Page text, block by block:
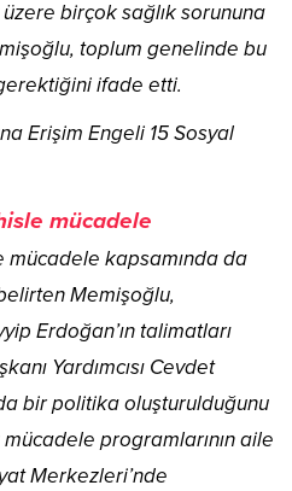
birçok sağlık sorununa
toplum genelinde bu
ifade etti.
mücadele
mücadele kapsamında da
Memişoğlu,
Erdoğan’ın talimatları
Yardımcısı Cevdet
bir politika oluşturulduğunu
mücadele programlarının aile
Merkezleri’nde